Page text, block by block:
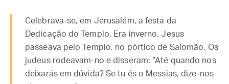
Celebrava-se, em Jerusalém, a festa da
Dedicação do Templo. Era inverno. Jesus
passeava pelo Templo, no pórtico de Salomão. Os
judeus rodeavam-no e disseram: “Até quando nos
deixarás em dúvida? Se tu és o Messias, dize-nos